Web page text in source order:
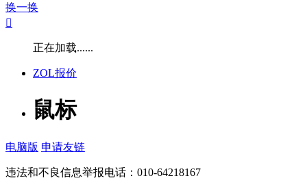
换一换

正在加载......
ZOL报价
鼠标
电脑版 申请友链
违法和不良信息举报电话：010-64218167